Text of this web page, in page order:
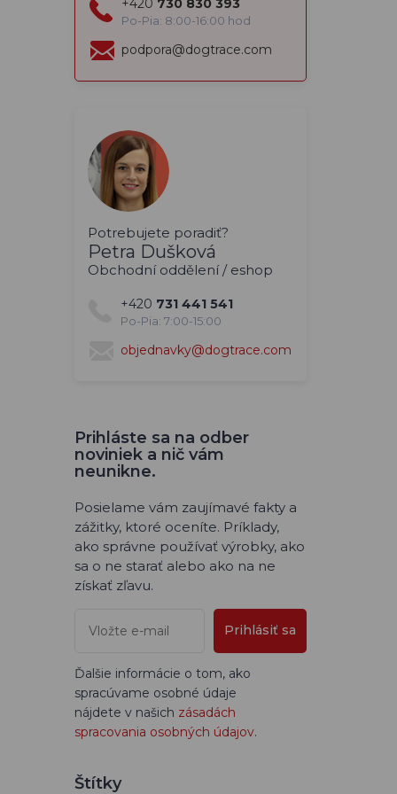
Po-Pia: 8:00-16:00 hod
podpora@dogtrace.com
Potrebujete poradiť?
Petra Dušková
Obchodní oddělení / eshop
+420 731 441 541
Po-Pia: 7:00-15:00
objednavky@dogtrace.com
Prihláste sa na odber
noviniek a nič vám
neunikne.
Posielame vám zaujímavé fakty a
zážitky, ktoré oceníte. Príklady,
ako správne používať výrobky, ako
sa o ne starať alebo ako na ne
získať zľavu.
Prihlásiť sa
Ďalšie informácie o tom, ako
spracúvame osobné údaje
nájdete v našich zásadách
spracovania osobných údajov.
Štítky